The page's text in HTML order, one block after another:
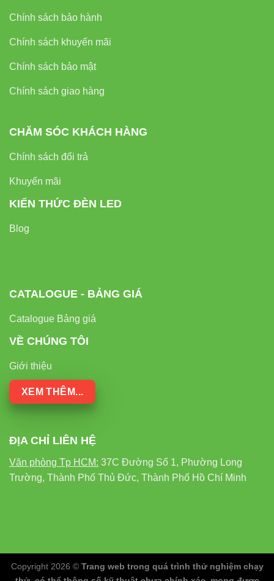
Chính sách bảo hành
Chính sách khuyến mãi
Chính sách bảo mật
Chính sách giao hàng
CHĂM SÓC KHÁCH HÀNG
Chính sách đổi trả
Khuyến mãi
KIẾN THỨC ĐÈN LED
Blog
CATALOGUE - BẢNG GIÁ
Catalogue Bảng giá
VỀ CHÚNG TÔI
Giới thiệu
XEM THÊM...
ĐỊA CHỈ LIÊN HỆ
Văn phòng Tp HCM: 37C Đường Số 1, Phường Long
Trường, Thành Phố Thủ Đức, Thành Phố Hồ Chí Minh
Copyright 2026 © Trang web trong quá trình thử nghiệm chạy